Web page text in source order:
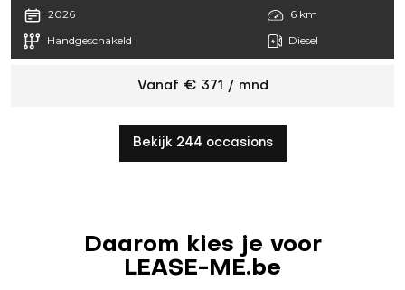
2026
6 km
Handgeschakeld
Diesel
Vanaf € 371 / mnd
Bekijk 244 occasions
Daarom kies je voor
LEASE-ME.be